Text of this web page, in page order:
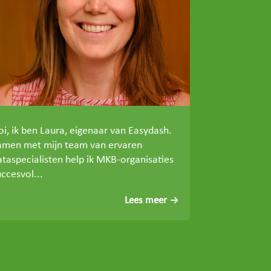
ik ben Laura, eigenaar van Easydash.
met mijn team van ervaren
help ik MKB-organisaties
Lees meer